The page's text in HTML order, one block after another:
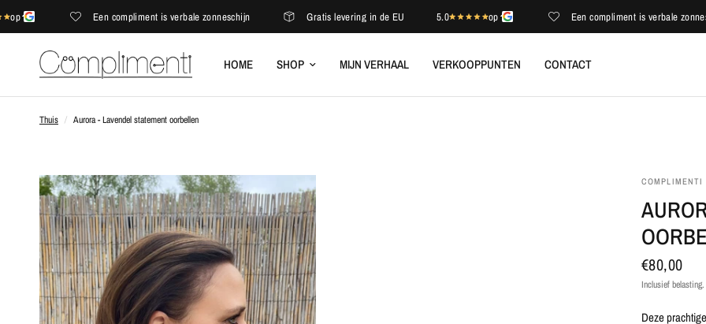
Een compliment is verbale zonneschijn Gratis levering in de EU op Een compliment is verbale zonneschijn
HOME SHOP MIJN VERHAAL VERKOOPPUNTEN CONTACT
Thuis / Aurora - Lavendel statement oorbellen
COMPLIMENTI
€80,00
Inclusief belasting.
Deze